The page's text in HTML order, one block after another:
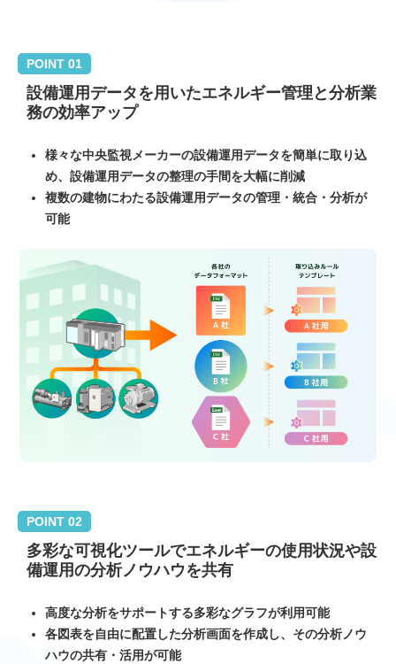
POINT 01
設備運用データを用いたエネルギー管理と分析業
務の効率アップ
様々な中央監視メーカーの設備運用データを簡単に取り込
め、設備運用データの整理の手間を大幅に削減
複数の建物にわたる設備運用データの管理・統合・分析が
可能
POINT 02
多彩な可視化ツールでエネルギーの使用状況や設
備運用の分析ノウハウを共有
高度な分析をサポートする多彩なグラフが利用可能
各図表を自由に配置した分析画面を作成し、その分析ノウ
ハウの共有・活用が可能